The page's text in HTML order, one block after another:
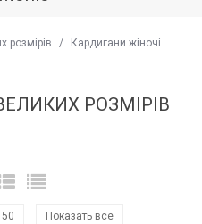
розмірів /
Кардигани жіночі
РОЗМІРІВ
50 Показать все